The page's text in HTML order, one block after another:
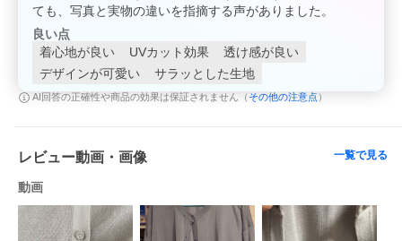
ても、写真と実物の違いを指摘する声がありました。
良い点
着心地が良い
UVカット効果
透け感が良い
デザインが可愛い
サラッとした生地
AI回答の正確性や商品の効果は保証されません（ その他の注意点 ）
レビュー動画・画像 一覧で見る
動画